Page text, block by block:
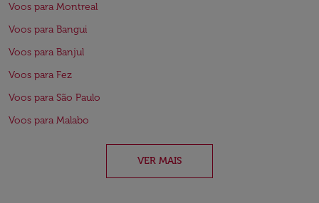
Voos para Montreal
Voos para Bangui
Voos para Banjul
Voos para Fez
Voos para São Paulo
Voos para Malabo
VER MAIS